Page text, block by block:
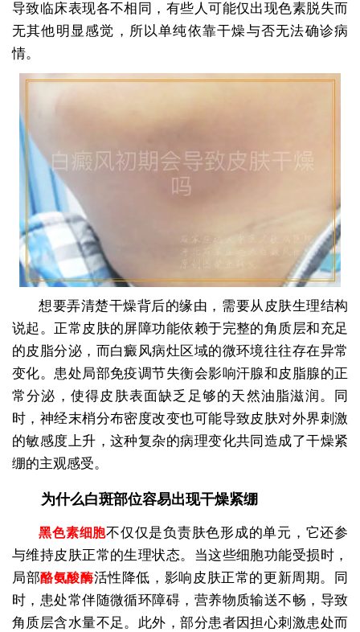
导致临床表现各不相同，有些人可能仅出现色素脱失而
无其他明显感觉，所以单纯依靠干燥与否无法确诊病
情。
想要弄清楚干燥背后的缘由，需要从皮肤生理结构
说起。正常皮肤的屏障功能依赖于完整的角质层和充足
的皮脂分泌，而白癜风病灶区域的微环境往往存在异常
变化。患处局部免疫调节失衡会影响汗腺和皮脂腺的正
常分泌，使得皮肤表面缺乏足够的天然油脂滋润。同
时，神经末梢分布密度改变也可能导致皮肤对外界刺激
的敏感度上升，这种复杂的病理变化共同造成了干燥紧
绷的主观感受。
为什么白斑部位容易出现干燥紧绷
黑色素细胞不仅仅是负责肤色形成的单元，它还参
与维持皮肤正常的生理状态。当这些细胞功能受损时，
局部酪氨酸酶活性降低，影响皮肤正常的更新周期。同
时，患处常伴随微循环障碍，营养物质输送不畅，导致
角质层含水量不足。此外，部分患者因担心刺激患处而